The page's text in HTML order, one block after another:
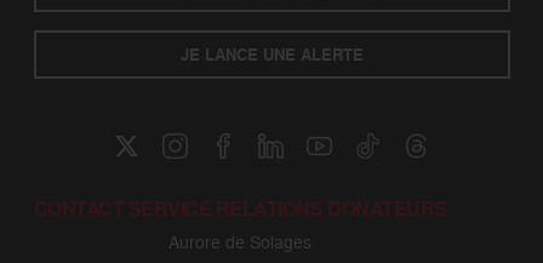
JE LANCE UNE ALERTE
CONTACT SERVICE RELATIONS DONATEURS
Aurore de Solages